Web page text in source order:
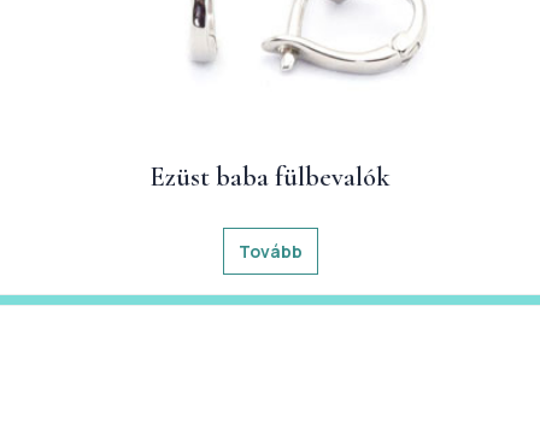
Ezüst baba fülbevalók
Tovább